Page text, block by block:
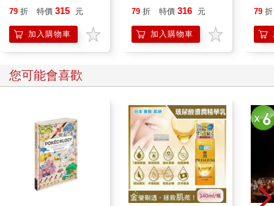
79 折 特價 315 元
加入購物車
79 折 特價 316 元
加入購物車
恭
79 折
您可能會喜歡